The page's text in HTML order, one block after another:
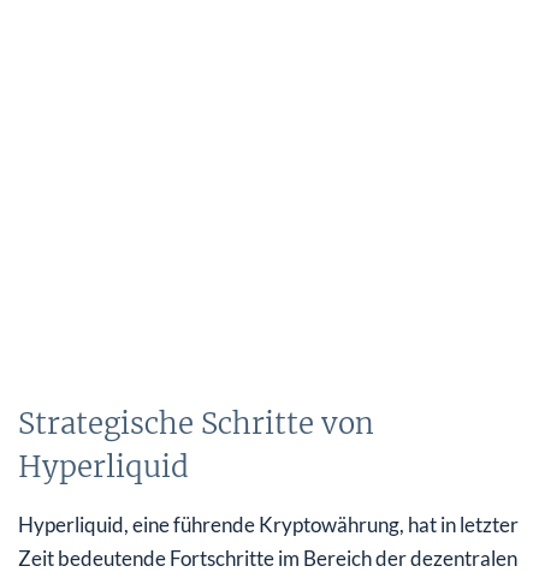
Strategische Schritte von
Hyperliquid
Hyperliquid, eine führende Kryptowährung, hat in letzter
Zeit bedeutende Fortschritte im Bereich der dezentralen